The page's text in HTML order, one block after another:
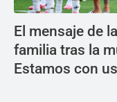
El mensaje de
familia tras la
Estamos con